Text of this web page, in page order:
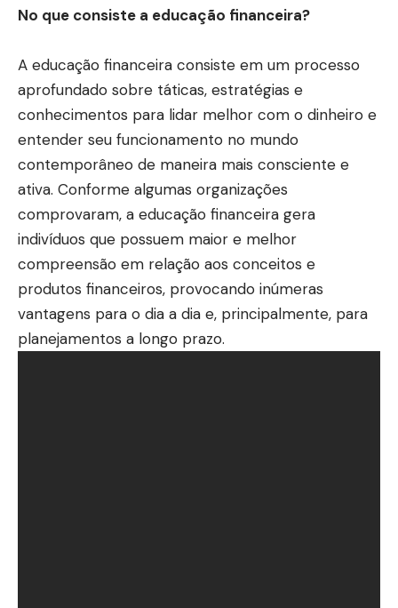
No que consiste a educação financeira?
A educação financeira consiste em um processo
aprofundado sobre táticas, estratégias e
conhecimentos para lidar melhor com o dinheiro e
entender seu funcionamento no mundo
contemporâneo de maneira mais consciente e
ativa. Conforme algumas organizações
comprovaram, a educação financeira gera
indivíduos que possuem maior e melhor
compreensão em relação aos conceitos e
produtos financeiros, provocando inúmeras
vantagens para o dia a dia e, principalmente, para
planejamentos a longo prazo.